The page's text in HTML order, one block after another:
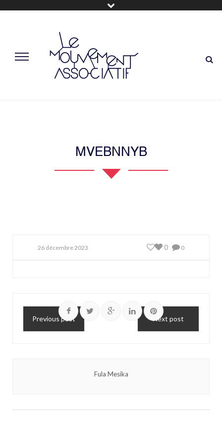
MVEBNNYB
26 décembre 2023 0
0
Previous post Next post
Fula Mesika